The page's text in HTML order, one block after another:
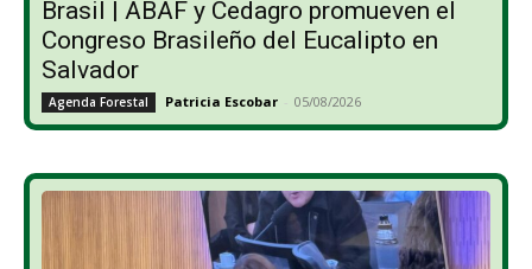
Brasil | ABAF y Cedagro promueven el
Congreso Brasileño del Eucalipto en
Salvador
Agenda Forestal Patricia Escobar - 05/08/2026